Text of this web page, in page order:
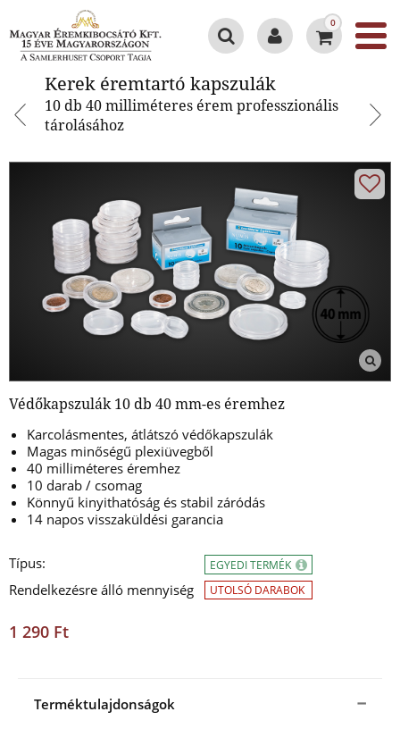
0
Kerek éremtartó kapszulák
10 db 40 milliméteres érem professzionális
tárolásához
Védőkapszulák 10 db 40 mm-es éremhez
Karcolásmentes, átlátszó védőkapszulák
Magas minőségű plexiüvegből
40 milliméteres éremhez
10 darab / csomag
Könnyű kinyithatóság és stabil záródás
14 napos visszaküldési garancia
Típus:
Rendelkezésre álló mennyiség
EGYEDI TERMÉK
UTOLSÓ DARABOK
1 290 Ft
Terméktulajdonságok
Kerek éremtartó kapszulák